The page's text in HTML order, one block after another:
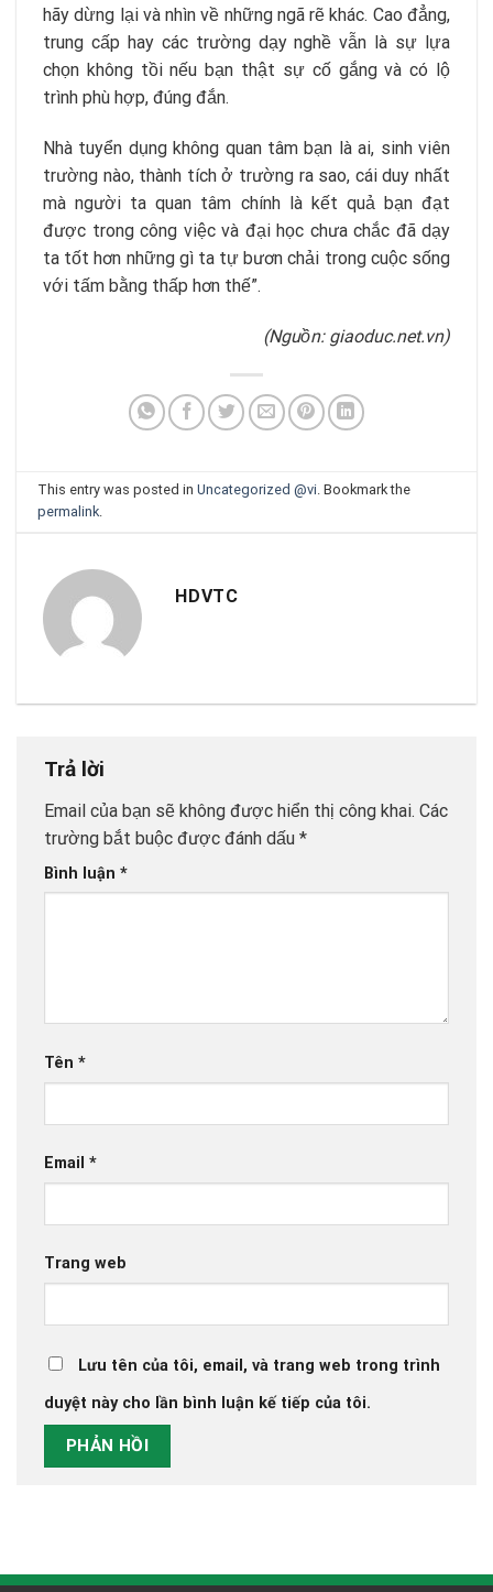
hãy dừng lại và nhìn về những ngã rẽ khác. Cao đẳng,
trung cấp hay các trường dạy nghề vẫn là sự lựa
chọn không tồi nếu bạn thật sự cố gắng và có lộ
trình phù hợp, đúng đắn.
Nhà tuyển dụng không quan tâm bạn là ai, sinh viên
trường nào, thành tích ở trường ra sao, cái duy nhất
mà người ta quan tâm chính là kết quả bạn đạt
được trong công việc và đại học chưa chắc đã dạy
ta tốt hơn những gì ta tự bươn chải trong cuộc sống
với tấm bằng thấp hơn thế”.
(Nguồn: giaoduc.net.vn)
This entry was posted inUncategorized @vi. Bookmark the
permalink.
HDVTC
Trả lời
Email của bạn sẽ không được hiển thị công khai. Các
trường bắt buộc được đánh dấu *
Bình luận *
Tên *
Email *
Trang web
Lưu tên của tôi, email, và trang web trong trình
duyệt này cho lần bình luận kế tiếp của tôi.